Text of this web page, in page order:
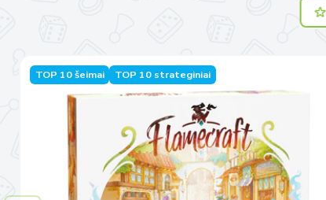
TOP 10 šeimai TOP 10 strateginiai